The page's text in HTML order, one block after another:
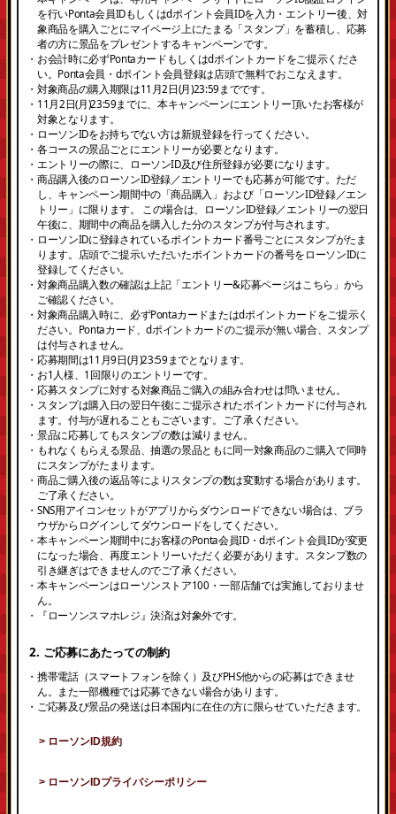
を行いPonta会員IDもしくはdポイント会員IDを入力・エントリー後、対
象商品を購入ごとにマイページ上にたまる「スタンプ」を蓄積し、応募
者の方に景品をプレゼントするキャンペーンです。
・お会計時に必ずPontaカードもしくはdポイントカードをご提示くださ
い。Ponta会員・dポイント会員登録は店頭で無料でおこなえます。
・対象商品の購入期限は11月2日(月)23:59までです。
・11月2日(月)23:59までに、本キャンペーンにエントリー頂いたお客様が
対象となります。
・ローソンIDをお持ちでない方は新規登録を行ってください。
・各コースの景品ごとにエントリーが必要となります。
・エントリーの際に、ローソンID及び住所登録が必要になります。
・商品購入後のローソンID登録／エントリーでも応募が可能です。ただ
し、キャンペーン期間中の「商品購入」および「ローソンID登録／エン
トリー」に限ります。 この場合は、ローソンID登録／エントリーの翌日
午後に、期間中の商品を購入した分のスタンプが付与されます。
・ローソンIDに登録されているポイントカード番号ごとにスタンプがたま
ります。店頭でご提示いただいたポイントカードの番号をローソンIDに
登録してください。
・対象商品購入数の確認は上記「エントリー&応募ページはこちら」から
ご確認ください。
・対象商品購入時に、必ずPontaカードまたはdポイントカードをご提示く
ださい。Pontaカード、dポイントカードのご提示が無い場合、スタンプ
は付与されません。
・応募期間は11月9日(月)23:59までとなります。
・お1人様、1回限りのエントリーです。
・応募スタンプに対する対象商品ご購入の組み合わせは問いません。
・スタンプは購入日の翌日午後にご提示されたポイントカードに付与され
ます。付与が遅れることもございます。ご了承ください。
・景品に応募してもスタンプの数は減りません。
・もれなくもらえる景品、抽選の景品ともに同一対象商品のご購入で同時
にスタンプがたまります。
・商品ご購入後の返品等によりスタンプの数は変動する場合があります。
ご了承ください。
・SNS用アイコンセットがアプリからダウンロードできない場合は、ブラ
ウザからログインしてダウンロードをしてください。
・本キャンペーン期間中にお客様のPonta会員ID・dポイント会員IDが変更
になった場合、再度エントリーいただく必要があります。スタンプ数の
引き継ぎはできませんのでご了承ください。
・本キャンペーンはローソンストア100・一部店舗では実施しておりませ
ん。
・『ローソンスマホレジ』決済は対象外です。
2. ご応募にあたっての制約
・携帯電話（スマートフォンを除く）及びPHS他からの応募はできませ
ん。また一部機種では応募できない場合があります。
・ご応募及び景品の発送は日本国内に在住の方に限らせていただきます。
> ローソンID規約
> ローソンIDプライバシーポリシー